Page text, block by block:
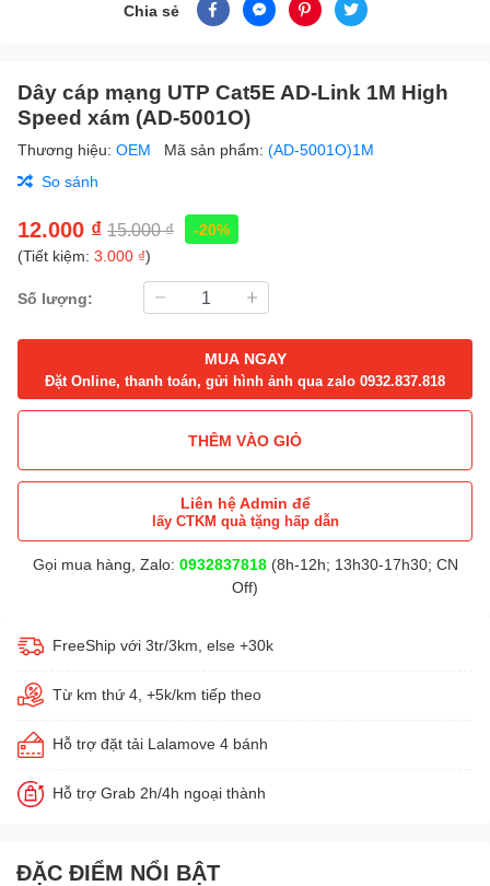
Chia sẻ
Dây cáp mạng UTP Cat5E AD-Link 1M High
Speed xám (AD-5001O)
Thương hiệu: OEM Mã sản phẩm: (AD-5001O)1M
So sánh
12.000 ₫ 15.000 ₫
-20%
(Tiết kiệm: 3.000 ₫)
Số lượng:
MUA NGAY
Đặt Online, thanh toán, gửi hình ảnh qua zalo 0932.837.818
THÊM VÀO GIỎ
Liên hệ Admin để
lấy CTKM quà tặng hấp dẫn
Gọi mua hàng, Zalo: 0932837818(8h-12h; 13h30-17h30; CN
Off)
FreeShip với 3tr/3km, else +30k
Từ km thứ 4, +5k/km tiếp theo
Hỗ trợ đặt tải Lalamove 4 bánh
Hỗ trợ Grab 2h/4h ngoại thành
ĐẶC ĐIỂM NỔI BẬT